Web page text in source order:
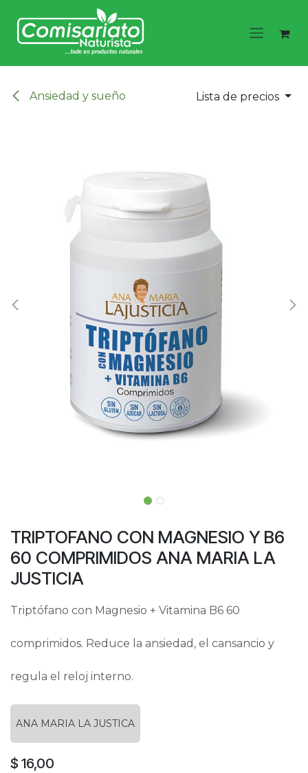
Ansiedad y sueño Lista de precios
TRIPTOFANO CON MAGNESIO Y B6
60 COMPRIMIDOS ANA MARIA LA
JUSTICIA
Triptófano con Magnesio + Vitamina B6 60
comprimidos. Reduce la ansiedad, el cansancio y
regula el reloj interno.
ANA MARIA LA JUSTICA
$ 16,00